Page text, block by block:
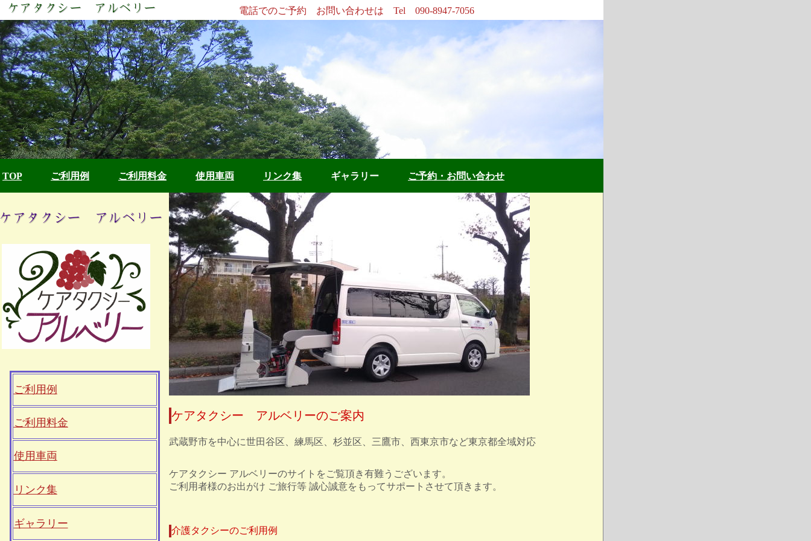
電話でのご予約 お問い合わせは Tel 090-8947-7056
TOP ご利用例 ご利用料金 使用車両 リンク集 ギャラリー ご予約・お問い合わせ
ご利用例
ご利用料金
使用車両
リンク集
ギャラリー
ケアタクシー アルベリーのご案内
武蔵野市を中心に世田谷区、練馬区、杉並区、三鷹市、西東京市など東京都全域対応
ケアタクシー アルベリーのサイトをご覧頂き有難うございます。
ご利用者様のお出がけ ご旅行等 誠心誠意をもってサポートさせて頂きます。
介護タクシーのご利用例